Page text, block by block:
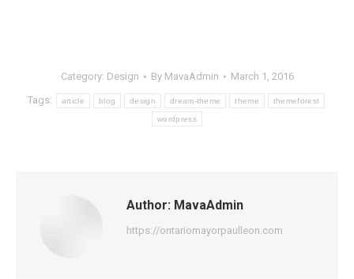
Category: Design By MavaAdmin March 1, 2016
Tags: article blog design dream-theme theme themeforest
wordpress
Author: MavaAdmin
https://ontariomayorpaulleon.com